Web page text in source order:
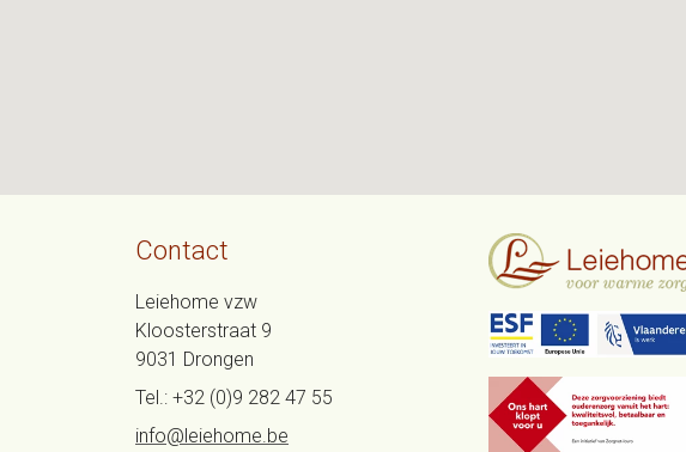
Contact
Leiehome vzw
Kloosterstraat 9
9031 Drongen
Tel.: +32 (0)9 282 47 55
info@leiehome.be